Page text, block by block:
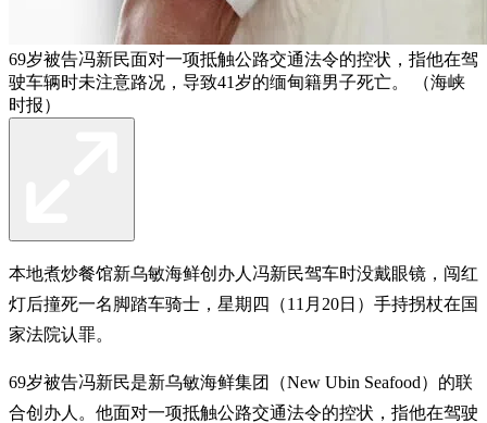
69岁被告冯新民面对一项抵触公路交通法令的控状，指他在驾
驶车辆时未注意路况，导致41岁的缅甸籍男子死亡。 （海峡
时报）
本地煮炒餐馆新乌敏海鲜创办人冯新民驾车时没戴眼镜，闯红
灯后撞死一名脚踏车骑士，星期四（11月20日）手持拐杖在国
家法院认罪。
69岁被告冯新民是新乌敏海鲜集团（New Ubin Seafood）的联
合创办人。他面对一项抵触公路交通法令的控状，指他在驾驶